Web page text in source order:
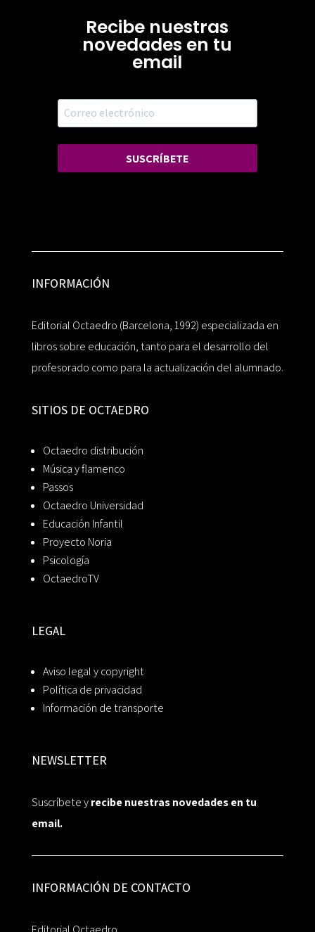
Recibe nuestras
novedades en tu
email
SUSCRÍBETE
INFORMACIÓN
Editorial Octaedro (Barcelona, 1992) especializada en
libros sobre educación, tanto para el desarrollo del
profesorado como para la actualización del alumnado.
SITIOS DE OCTAEDRO
Octaedro distribución
Música y flamenco
Passos
Octaedro Universidad
Educación Infantil
Proyecto Noria
Psicología
OctaedroTV
LEGAL
Aviso legal y copyright
Política de privacidad
Información de transporte
NEWSLETTER
Suscríbete yrecibe nuestras novedades en tu
email.
INFORMACIÓN DE CONTACTO